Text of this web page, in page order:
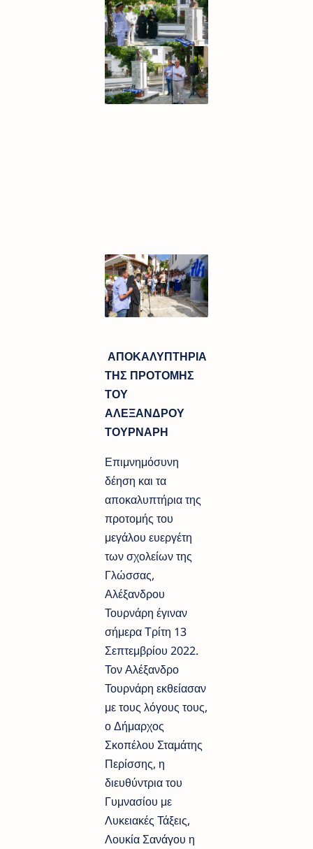
ΑΠΟΚΑΛΥΠΤΗΡΙΑ
ΤΗΣ ΠΡΟΤΟΜΗΣ
ΤΟΥ
ΑΛΕΞΑΝΔΡΟΥ
ΤΟΥΡΝΑΡΗ
Επιμνημόσυνη
δέηση και τα
αποκαλυπτήρια της
προτομής του
μεγάλου ευεργέτη
των σχολείων της
Γλώσσας,
Αλέξανδρου
Τουρνάρη έγιναν
σήμερα Τρίτη 13
Σεπτεμβρίου 2022.
Τον Αλέξανδρο
Τουρνάρη εκθείασαν
με τους λόγους τους,
ο Δήμαρχος
Σκοπέλου Σταμάτης
Περίσσης, η
διευθύντρια του
Γυμνασίου με
Λυκειακές Τάξεις,
Λουκία Σανάγου η